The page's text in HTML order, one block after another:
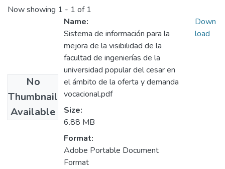
Now showing 1 - 1 of 1
No
Thumbnail
Available
Name:
Sistema de información para la
mejora de la visibilidad de la
facultad de ingenierías de la
universidad popular del cesar en
el ámbito de la oferta y demanda
vocacional.pdf
Size:
6.88 MB
Format:
Adobe Portable Document
Format
Down
load